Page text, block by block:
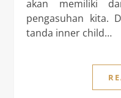
akan memiliki
pengasuhan kita.
tanda inner child…